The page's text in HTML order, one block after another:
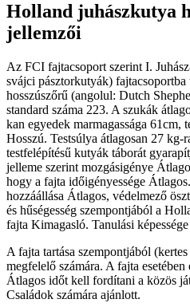
Holland juhászkutya
jellemzői
Az FCI fajtacsoport szerint I.
svájci pásztorkutyák)
hosszúszőrű (angolul: Dutch
standard száma 223. A szukák
kan egyedek marmagassága 61cm,
Hosszú. Testsúlya átlagosan 27 kg-
testfelépítésű kutyák táborát
jelleme szerint mozgásigénye
hogy a fajta időigényessége
hozzáállása Átlagos, védelmező
és hűségesség szempontjából a
fajta Kimagasló. Tanulási
A fajta tartása szempontjából
megfelelő számára. A fajta
Átlagos időt kell fordítani a közös
Családok számára ajánlott.